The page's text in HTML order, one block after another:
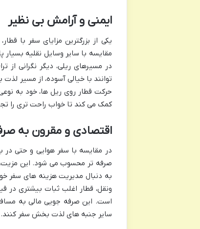
ایمنی و آرامش بی نظیر
یکی از بزرگترین مزایای سفر با
مقایسه با سایر وسایل نقلیه
در مسیرهای ریلی، دیگر نگرانی
توانند با خیالی آسوده، از مسیر
حرکت قطار روی ریل ها، خود به
کمک می کند تا خواب راحت تری را
اقتصادی و مقرون به
در مقایسه با سفر هوایی و حتی در
صرفه تر محسوب می شود. این مزیت،
به دنبال مدیریت هزینه های سفر
ونقل، قطار اغلب ثبات بیشتری در
است. این صرفه جویی مالی به
سایر جنبه های لذت بخش سفر کنند.